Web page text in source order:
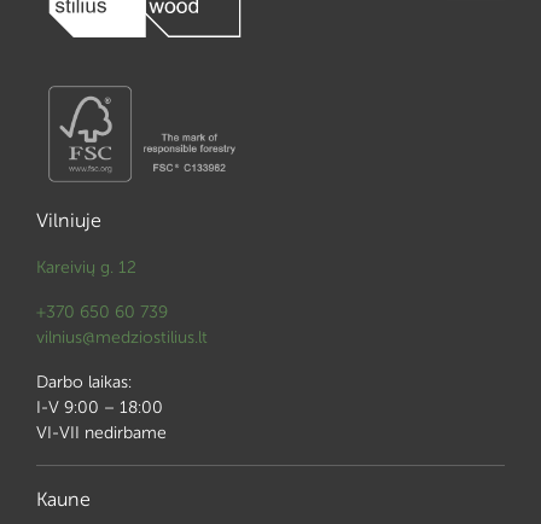
Vilniuje
Kareivių g. 12
+370 650 60 739
vilnius@medziostilius.lt
Darbo laikas:
I-V 9:00 – 18:00
VI-VII nedirbame
Kaune